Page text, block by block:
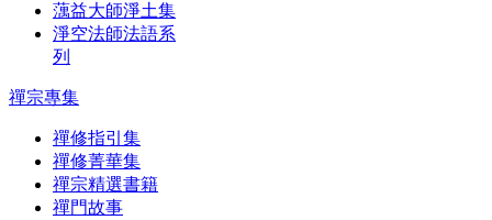
蕅益大師淨土集
淨空法師法語系
列
禪宗專集
禪修指引集
禪修菁華集
禪宗精選書籍
禪門故事